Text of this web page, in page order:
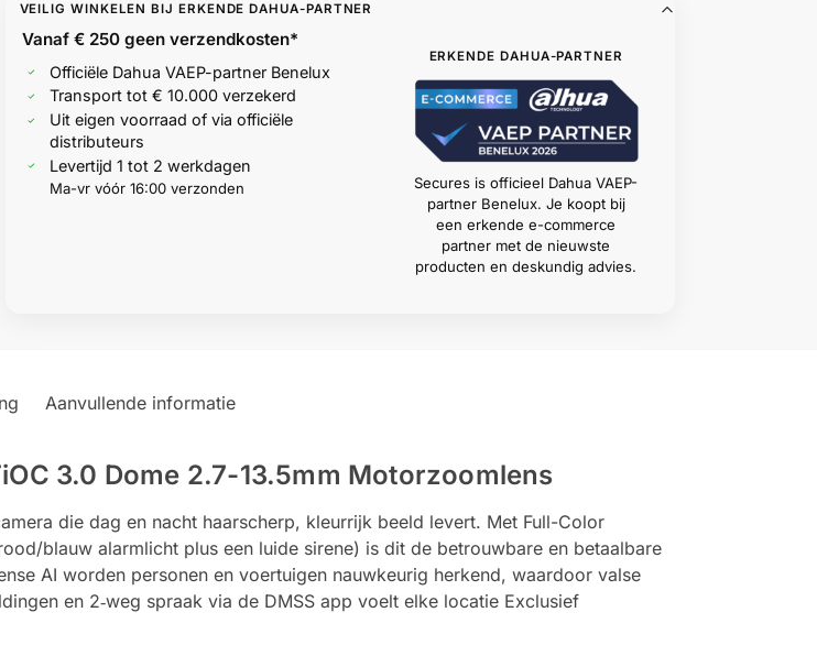
VEILIG WINKELEN BIJ ERKENDE DAHUA-PARTNER
Vanaf € 250 geenverzendkosten*
Officiële Dahua VAEP-partner Benelux
Transport tot € 10.000 verzekerd
Uit eigen voorraad of via officiële
distributeurs
Levertijd 1 tot 2 werkdagen
Ma-vr vóór 16:00 verzonden
ERKENDE DAHUA-PARTNER
Secures is officieel Dahua VAEP-
partner Benelux. Je koopt bij
een erkende e-commerce
partner met de nieuwste
producten en deskundig advies.
Aanvullende informatie
3.0 Dome 2.7-13.5mm Motorzoomlens
die dag en nacht haarscherp, kleurrijk beeld levert. Met Full-Color
blauw alarmlicht plus een luide sirene) is dit de betrouwbare en betaalbare
AI worden personen en voertuigen nauwkeurig herkend, waardoor valse
en 2‑weg spraak via de DMSS app voelt elke locatie Exclusief